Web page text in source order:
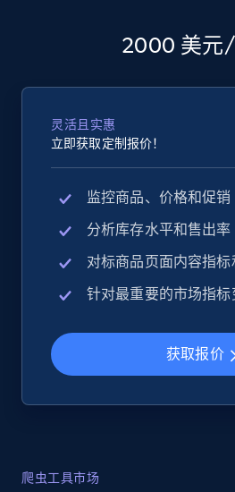
2000 美元
灵活且实惠
立即获取定制报价！
监控商品、价格和促销
分析库存水平和售出率
对标商品页面内容指标
针对最重要的市场指标
获取报价
爬虫工具市场